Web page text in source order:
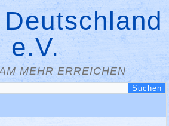
e.V.
MEHR ERREICHEN